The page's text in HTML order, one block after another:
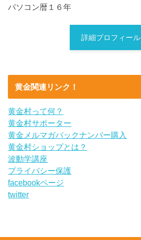
パソコン暦１６年
詳細プロフィール
黄金関連リンク！
黄金村って何？
黄金村サポーター
黄金メルマガバックナンバー購入
黄金村ショップとは？
波動学講座
プライバシー保護
facebookページ
twitter